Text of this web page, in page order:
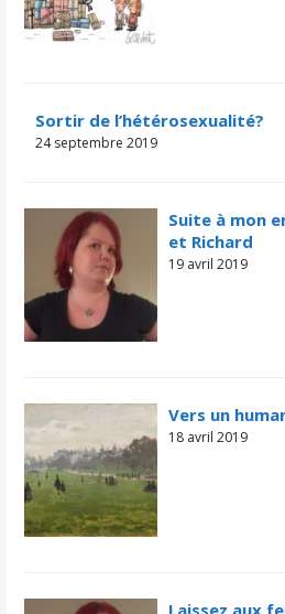
Sortir de l’hétérosexualité?
24 septembre 2019
Suite à mon
et Richard
19 avril 2019
Vers un
18 avril 2019
Laissez aux